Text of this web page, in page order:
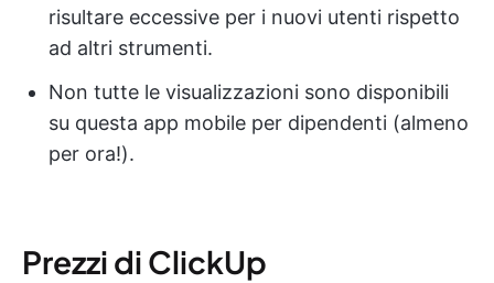
risultare eccessive per i nuovi utenti rispetto
ad altri strumenti.
Non tutte le visualizzazioni sono disponibili
su questa app mobile per dipendenti (almeno
per ora!).
Prezzi di ClickUp